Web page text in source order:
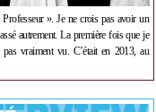
Professeur ». Je ne crois pas avoir un
autrement. La première fois que je
pas vraiment vu. C’était en 2013, au